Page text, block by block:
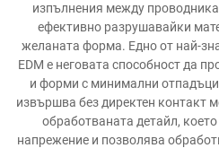
изпълнения между
ефективно разрушавайки
желаната форма. Едно от най-
EDM е неговата способност да
и форми с минимални
извършва без директен контакт
обработваната детайл,
напрежение и позволява